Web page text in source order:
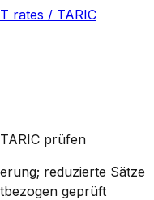
rates / TARIC
TARIC prüfen
reduzierte Sätze
geprüft